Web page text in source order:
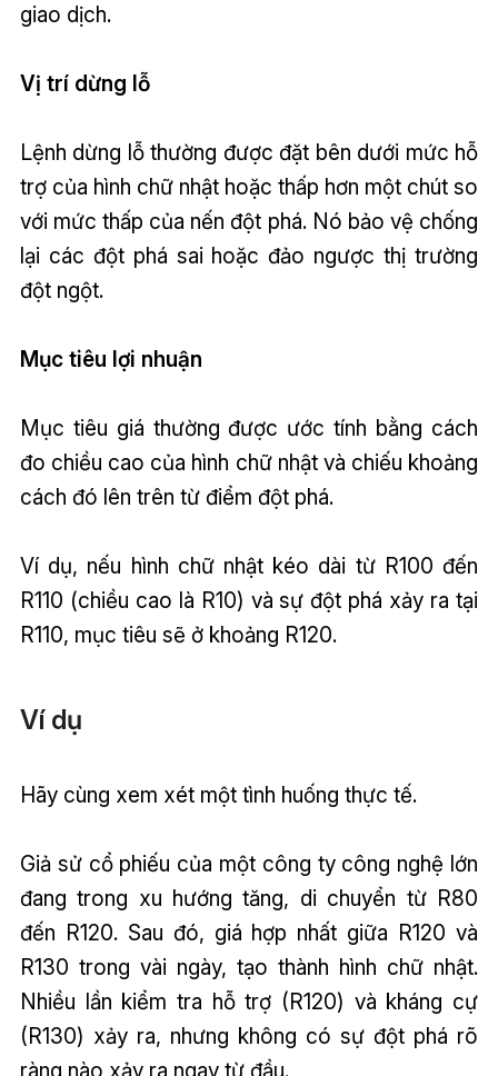
giao dịch.
Vị trí dừng lỗ
Lệnh dừng lỗ thường được đặt bên dưới mức hỗ
trợ của hình chữ nhật hoặc thấp hơn một chút so
với mức thấp của nến đột phá. Nó bảo vệ chống
lại các đột phá sai hoặc đảo ngược thị trường
đột ngột.
Mục tiêu lợi nhuận
Mục tiêu giá thường được ước tính bằng cách
đo chiều cao của hình chữ nhật và chiếu khoảng
cách đó lên trên từ điểm đột phá.
Ví dụ, nếu hình chữ nhật kéo dài từ R100 đến
R110 (chiều cao là R10) và sự đột phá xảy ra tại
R110, mục tiêu sẽ ở khoảng R120.
Ví dụ
Hãy cùng xem xét một tình huống thực tế.
Giả sử cổ phiếu của một công ty công nghệ lớn
đang trong xu hướng tăng, di chuyển từ R80
đến R120. Sau đó, giá hợp nhất giữa R120 và
R130 trong vài ngày, tạo thành hình chữ nhật.
Nhiều lần kiểm tra hỗ trợ (R120) và kháng cự
(R130) xảy ra, nhưng không có sự đột phá rõ
ràng nào xảy ra ngay từ đầu.